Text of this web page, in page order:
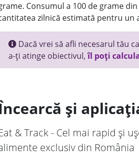
Consumul a 100 de grame
zilnică estimată pentru un
Dacă vrei să afli necesarul tău
a-ți atinge obiectivul,îl poți
și
& Track - Cel mai rapid și
exclusiv din România